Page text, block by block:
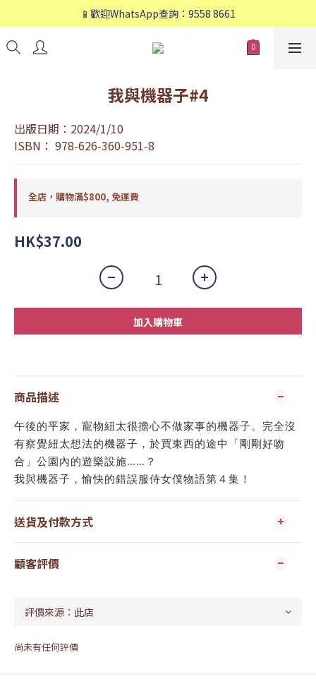
📱歡迎WhatsApp查詢：9558 8661
📱歡迎WhatsApp查詢：9558 8661
❤️會員專享：🛍購物滿💰HK$800，🚚免運費❤️
我與機器子#4
出版日期：2024/1/10
ISBN： 978-626-360-951-8
全店，購物滿$800, 免運費
HK$37.00
加入購物車
商品描述
午後的平家，寵物紐太很擔心不做家事的機器子。完全沒
有察覺紐太想法的機器子，於買東西的途中「剛剛好吻
合」公園內的遊樂設施……？
我與機器子，愉快的錯誤服侍女僕物語第４集！
送貨及付款方式
顧客評價
尚未有任何評價